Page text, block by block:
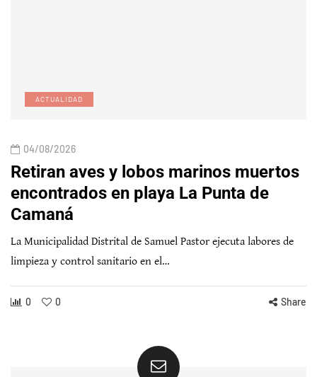
ACTUALIDAD
04/08/2026
Retiran aves y lobos marinos muertos
encontrados en playa La Punta de
Camaná
La Municipalidad Distrital de Samuel Pastor ejecuta labores de
limpieza y control sanitario en el…
0 0 Share